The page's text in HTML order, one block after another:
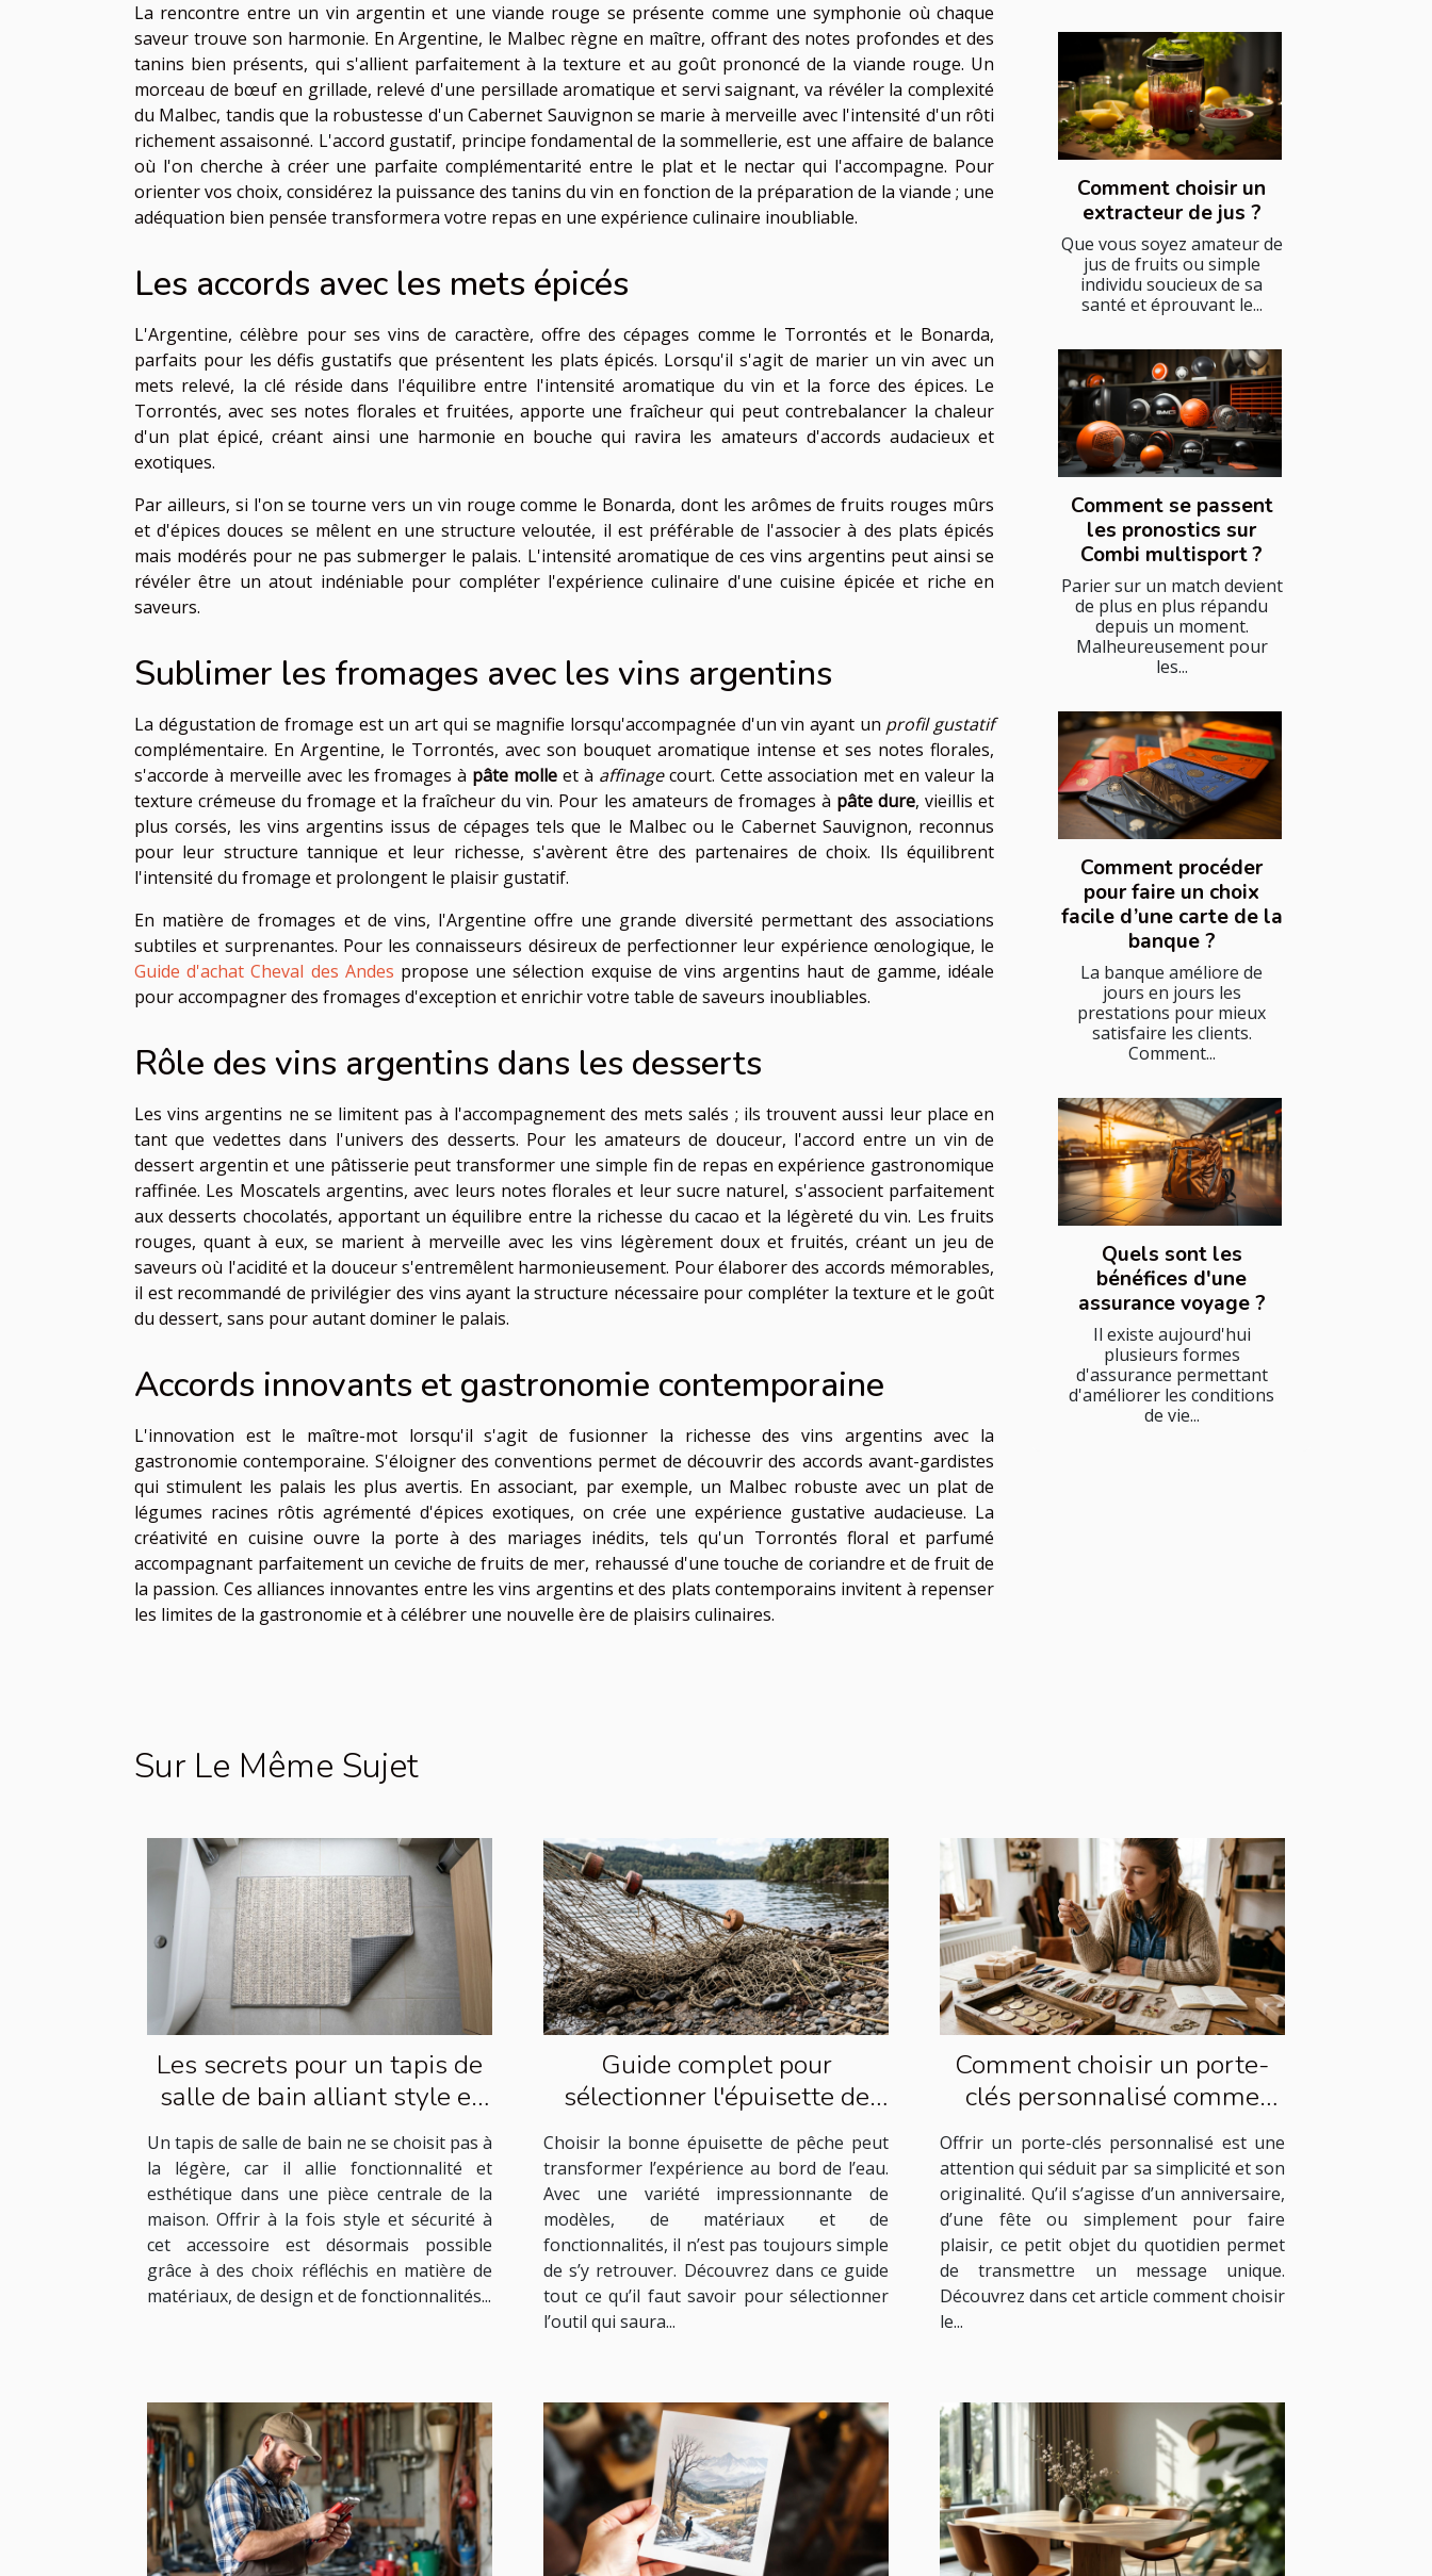
La rencontre entre un vin argentin et une viande rouge se présente comme une symphonie où chaque
saveur trouve son harmonie. En Argentine, le Malbec règne en maître, offrant des notes profondes et des
tanins bien présents, qui s'allient parfaitement à la texture et au goût prononcé de la viande rouge. Un
morceau de bœuf en grillade, relevé d'une persillade aromatique et servi saignant, va révéler la complexité
du Malbec, tandis que la robustesse d'un Cabernet Sauvignon se marie à merveille avec l'intensité d'un rôti
richement assaisonné. L'accord gustatif, principe fondamental de la sommellerie, est une affaire de balance
où l'on cherche à créer une parfaite complémentarité entre le plat et le nectar qui l'accompagne. Pour
orienter vos choix, considérez la puissance des tanins du vin en fonction de la préparation de la viande ; une
adéquation bien pensée transformera votre repas en une expérience culinaire inoubliable.
Les accords avec les mets épicés
L'Argentine, célèbre pour ses vins de caractère, offre des cépages comme le Torrontés et le Bonarda,
parfaits pour les défis gustatifs que présentent les plats épicés. Lorsqu'il s'agit de marier un vin avec un
mets relevé, la clé réside dans l'équilibre entre l'intensité aromatique du vin et la force des épices. Le
Torrontés, avec ses notes florales et fruitées, apporte une fraîcheur qui peut contrebalancer la chaleur
d'un plat épicé, créant ainsi une harmonie en bouche qui ravira les amateurs d'accords audacieux et
exotiques.
Par ailleurs, si l'on se tourne vers un vin rouge comme le Bonarda, dont les arômes de fruits rouges mûrs
et d'épices douces se mêlent en une structure veloutée, il est préférable de l'associer à des plats épicés
mais modérés pour ne pas submerger le palais. L'intensité aromatique de ces vins argentins peut ainsi se
révéler être un atout indéniable pour compléter l'expérience culinaire d'une cuisine épicée et riche en
saveurs.
Sublimer les fromages avec les vins argentins
La dégustation de fromage est un art qui se magnifie lorsqu'accompagnée d'un vin ayant un profil gustatif
complémentaire. En Argentine, le Torrontés, avec son bouquet aromatique intense et ses notes florales,
s'accorde à merveille avec les fromages à pâte molle et à affinagecourt. Cette association met en valeur la
texture crémeuse du fromage et la fraîcheur du vin. Pour les amateurs de fromages à pâte dure, vieillis et
plus corsés, les vins argentins issus de cépages tels que le Malbec ou le Cabernet Sauvignon, reconnus
pour leur structure tannique et leur richesse, s'avèrent être des partenaires de choix. Ils équilibrent
l'intensité du fromage et prolongent le plaisir gustatif.
En matière de fromages et de vins, l'Argentine offre une grande diversité permettant des associations
subtiles et surprenantes. Pour les connaisseurs désireux de perfectionner leur expérience œnologique, le
Guide d'achat Cheval des Andes propose une sélection exquise de vins argentins haut de gamme, idéale
pour accompagner des fromages d'exception et enrichir votre table de saveurs inoubliables.
Rôle des vins argentins dans les desserts
Les vins argentins ne se limitent pas à l'accompagnement des mets salés ; ils trouvent aussi leur place en
tant que vedettes dans l'univers des desserts. Pour les amateurs de douceur, l'accord entre un vin de
dessert argentin et une pâtisserie peut transformer une simple fin de repas en expérience gastronomique
raffinée. Les Moscatels argentins, avec leurs notes florales et leur sucre naturel, s'associent parfaitement
aux desserts chocolatés, apportant un équilibre entre la richesse du cacao et la légèreté du vin. Les fruits
rouges, quant à eux, se marient à merveille avec les vins légèrement doux et fruités, créant un jeu de
saveurs où l'acidité et la douceur s'entremêlent harmonieusement. Pour élaborer des accords mémorables,
il est recommandé de privilégier des vins ayant la structure nécessaire pour compléter la texture et le goût
du dessert, sans pour autant dominer le palais.
Accords innovants et gastronomie contemporaine
L'innovation est le maître-mot lorsqu'il s'agit de fusionner la richesse des vins argentins avec la
gastronomie contemporaine. S'éloigner des conventions permet de découvrir des accords avant-gardistes
qui stimulent les palais les plus avertis. En associant, par exemple, un Malbec robuste avec un plat de
légumes racines rôtis agrémenté d'épices exotiques, on crée une expérience gustative audacieuse. La
créativité en cuisine ouvre la porte à des mariages inédits, tels qu'un Torrontés floral et parfumé
accompagnant parfaitement un ceviche de fruits de mer, rehaussé d'une touche de coriandre et de fruit de
la passion. Ces alliances innovantes entre les vins argentins et des plats contemporains invitent à repenser
les limites de la gastronomie et à célébrer une nouvelle ère de plaisirs culinaires.
Comment choisir un
extracteur de jus ?
Que vous soyez amateur de
jus de fruits ou simple
individu soucieux de sa
santé et éprouvant le...
Comment se passent
les pronostics sur
Combi multisport ?
Parier sur un match devient
de plus en plus répandu
depuis un moment.
Malheureusement pour
les...
Comment procéder
pour faire un choix
facile d’une carte de la
banque ?
La banque améliore de
jours en jours les
prestations pour mieux
satisfaire les clients.
Comment...
Quels sont les
bénéfices d'une
assurance voyage ?
Il existe aujourd'hui
plusieurs formes
d'assurance permettant
d'améliorer les conditions
de vie...
Sur Le Même Sujet
Les secrets pour un tapis de
salle de bain alliant style et
sécurité
Un tapis de salle de bain ne se choisit pas à
la légère, car il allie fonctionnalité et
esthétique dans une pièce centrale de la
maison. Offrir à la fois style et sécurité à
cet accessoire est désormais possible
grâce à des choix réfléchis en matière de
matériaux, de design et de fonctionnalités...
Guide complet pour
sélectionner l'épuisette de
pêche idéale
Choisir la bonne épuisette de pêche peut
transformer l’expérience au bord de l’eau.
Avec une variété impressionnante de
modèles, de matériaux et de
fonctionnalités, il n’est pas toujours simple
de s’y retrouver. Découvrez dans ce guide
tout ce qu’il faut savoir pour sélectionner
l’outil qui saura...
Comment choisir un porte-
clés personnalisé comme
cadeau idéal ?
Offrir un porte-clés personnalisé est une
attention qui séduit par sa simplicité et son
originalité. Qu’il s’agisse d’un anniversaire,
d’une fête ou simplement pour faire
plaisir, ce petit objet du quotidien permet
de transmettre un message unique.
Découvrez dans cet article comment choisir
le...